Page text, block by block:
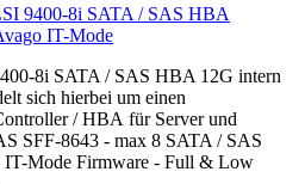
9400-8i SATA / SAS HBA
IT-Mode
8i SATA / SAS HBA 12G intern
sich hierbei um einen
/ HBA für Server und
SFF-8643 - max 8 SATA / SAS
IT-Mode Firmware - Full & Low